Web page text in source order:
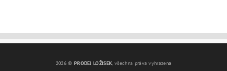
2026 © PRODEJ LOŽISEK, všechna práva vyhrazena